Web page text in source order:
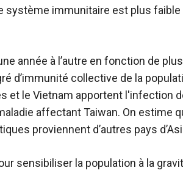
système immunitaire est plus
année à l’autre en fonction de
d’immunité collective de la
et le Vietnam apportent l'infection
affectant Taiwan. On estime
proviennent d’autres pays
sensibiliser la population à la